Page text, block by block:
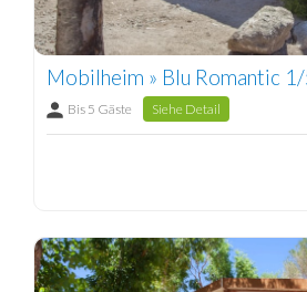
Mobilheim » Blu Romantic 1/
Bis 5 Gäste Siehe Detail